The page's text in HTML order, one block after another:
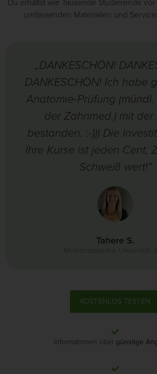
Du erhältst wie Tausende Studierende
umfassenden Materialien und
„DANKESCHÖN!
DANKESCHÖN! Ich habe
Anatomie-Prüfung (mündl.
der Zahnmed.) mit der
bestanden. :-))) Die
Ihre Kurse ist jeden Cent,
Schweiß wert!“
Tahere S.
KOSTENLOS TESTEN
Informationen über günstige